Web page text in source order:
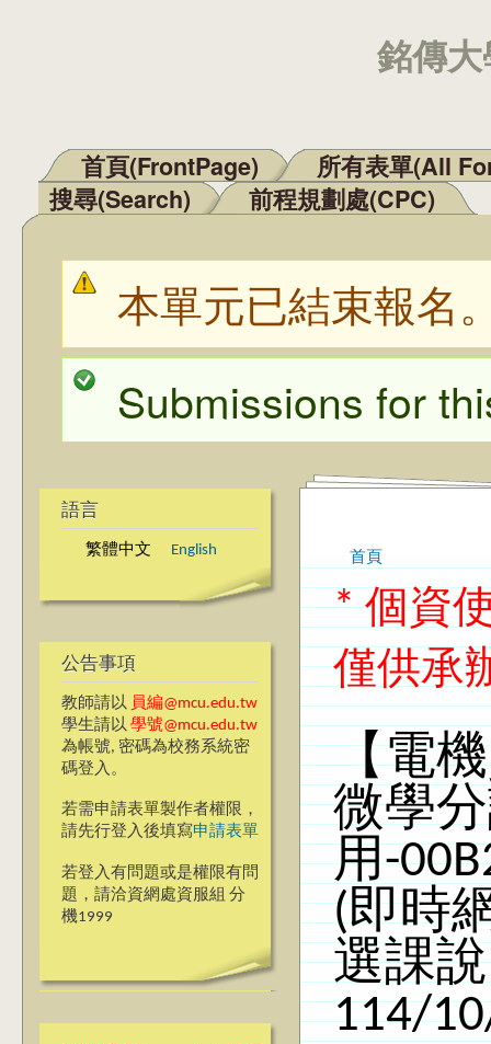
銘傳
主選單
首頁(FrontPage)
所有表單(All
搜尋(Search)
前程規劃處(CPC)
警告訊息
本單元已結束報名
狀態訊息
Submissions for
語言
繁體中文 English
公告事項
教師請以 員編@mcu.edu.tw
學生請以 學號@mcu.edu.tw
為帳號, 密碼為校務系統密
碼登入。
若需申請表單製作者權限，
請先行登入後填寫申請表單
若登入有問題或是權限有問
題，請洽資網處資服組 分
機1999
您在這裡
首頁
* 個資
僅供承
【電
微學
用-
(即時
選課
114/